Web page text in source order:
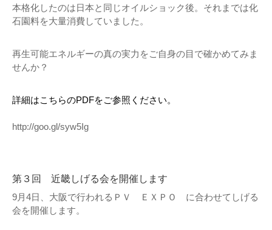
本格化したのは日本と同じオイルショック後。それまでは化
石園料を大量消費していました。
再生可能エネルギーの真の実力をご自身の目で確かめてみま
せんか？
詳細はこちらのPDFをご参照ください。
http://goo.gl/syw5Ig
第３回 近畿しげる会を開催します
9月4日、大阪で行われるＰＶ ＥＸＰＯ に合わせてしげる
会を開催します。